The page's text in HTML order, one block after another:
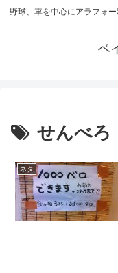
野球、車を中心にアラフォ
ベ
せんべろ
ネタ